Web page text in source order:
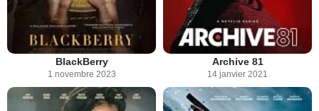
BlackBerry
1 novembre 2023
Archive 81
14 janvier 2021